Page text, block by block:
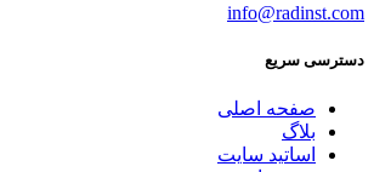
info@radinst.com
دسترسی سریع
صفحه اصلی
بلاگ
اساتید سایت